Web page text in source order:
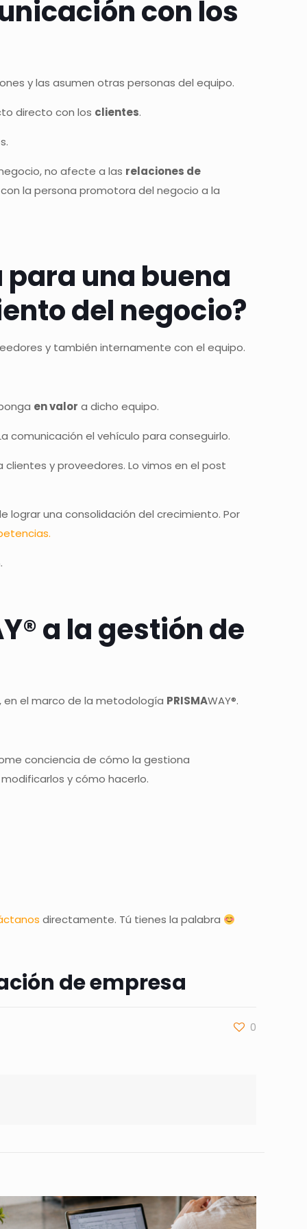
con los
y las asumen otras personas del equipo.
directo con los clientes.
no afecte a las relaciones de
la persona promotora del negocio a la
para una buena
del negocio?
y también internamente con el equipo.
en valor a dicho equipo.
comunicación el vehículo para conseguirlo.
y proveedores. Lo vimos en el post
lograr una consolidación del crecimiento. Por
.
a la gestión de
en el marco de la metodología PRISMAWAY®.
conciencia de cómo la gestiona
y cómo hacerlo.
directamente. Tú tienes la palabra
de empresa
0